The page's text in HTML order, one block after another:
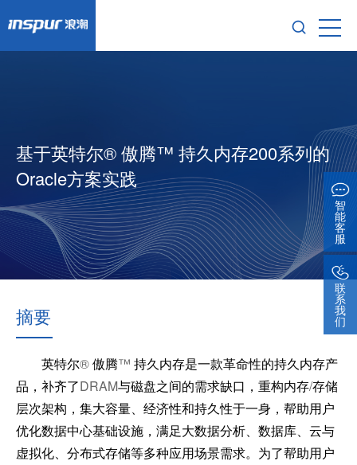
基于英特尔® 傲腾™ 持久内存200系列的
Oracle方案实践
摘要
英特尔®傲腾™ 持久内存是一款革命性的持久内存产
品，补齐了DRAM与磁盘之间的需求缺口，重构内存/存储
层次架构，集大容量、经济性和持久性于一身，帮助用户
优化数据中心基础设施，满足大数据分析、数据库、云与
虚拟化、分布式存储等多种应用场景需求。为了帮助用户
智
能
客
服
联
系
我
们